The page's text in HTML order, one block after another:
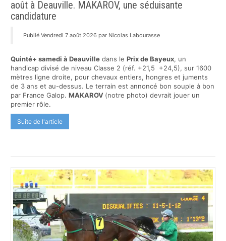
août à Deauville. MAKAROV, une séduisante
candidature
Publié Vendredi 7 août 2026 par Nicolas Labourasse
Quinté+ samedi à Deauville dans le Prix de Bayeux, un
handicap divisé de niveau Classe 2 (réf. +21,5 +24,5), sur 1600
mètres ligne droite, pour chevaux entiers, hongres et juments
de 3 ans et au-dessus. Le terrain est annoncé bon souple à bon
par France Galop. MAKAROV (notre photo) devrait jouer un
premier rôle.
Suite de l'article